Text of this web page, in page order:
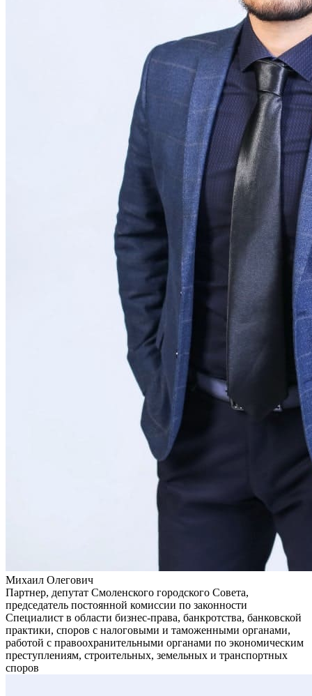
Михаил Олегович
Партнер, депутат Смоленского городского Совета,
председатель постоянной комиссии по законности
Специалист в области бизнес-права, банкротства, банковской
практики, споров с налоговыми и таможенными органами,
работой с правоохранительными органами по экономическим
преступлениям, строительных, земельных и транспортных
споров